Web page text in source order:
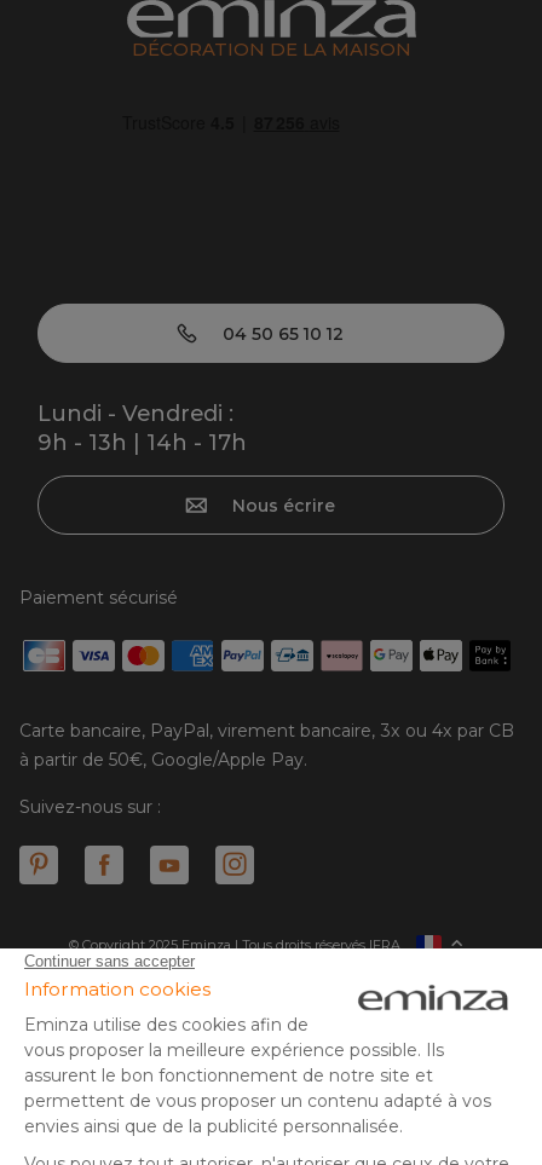
DÉCORATION DE LA MAISON
04 50 65 10 12
Lundi - Vendredi :
9h - 13h | 14h - 17h
Nous écrire
Paiement sécurisé
Carte bancaire, PayPal, virement bancaire, 3x ou 4x par CB
à partir de 50€, Google/Apple Pay.
Suivez-nous sur :
© Copyright 2025 Eminza | Tous droits réservés |
ESPAÑA
NEDERLAND
SUISSE
DANMARK
FRA
* Vous disposez de 30 jours (à compter de la réception ou du
retrait de votre colis) pour effectuer un retour de produits et
** Expédition le jour même pour toute commande passée avant